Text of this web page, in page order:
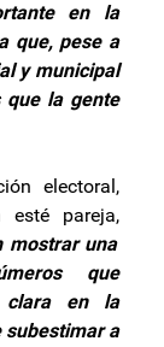
en la
que, pese a
y municipal
que la gente
electoral,
esté pareja,
mostrar una
que
clara en la
subestimar a